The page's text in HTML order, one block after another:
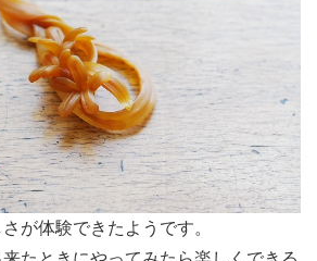
が体験できたようです。